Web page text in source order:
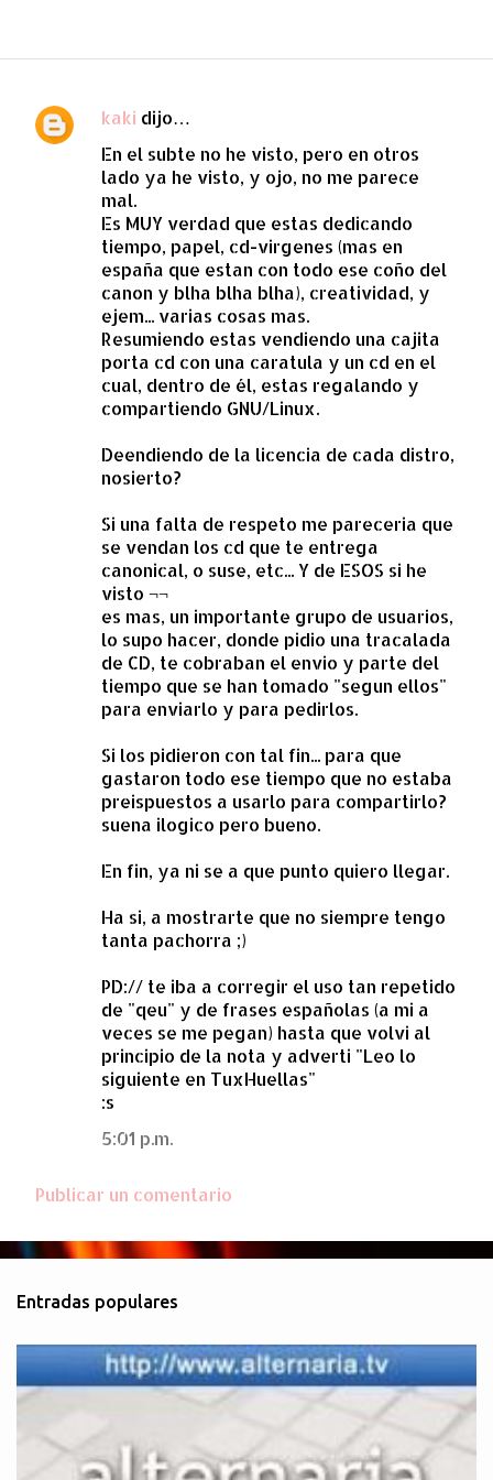
C
kaki dijo…
En el subte no he visto, pero en otros
lado ya he visto, y ojo, no me parece
mal.
Es MUY verdad que estas dedicando
tiempo, papel, cd-virgenes (mas en
españa que estan con todo ese coño del
canon y blha blha blha), creatividad, y
ejem... varias cosas mas.
Resumiendo estas vendiendo una cajita
porta cd con una caratula y un cd en el
cual, dentro de él, estas regalando y
compartiendo GNU/Linux.
Deendiendo de la licencia de cada distro,
nosierto?
Si una falta de respeto me pareceria que
se vendan los cd que te entrega
canonical, o suse, etc... Y de ESOS si he
visto ¬¬
es mas, un importante grupo de usuarios,
lo supo hacer, donde pidio una tracalada
de CD, te cobraban el envio y parte del
tiempo que se han tomado "segun ellos"
para enviarlo y para pedirlos.
Si los pidieron con tal fin... para que
gastaron todo ese tiempo que no estaba
preispuestos a usarlo para compartirlo?
suena ilogico pero bueno.
En fin, ya ni se a que punto quiero llegar.
Ha si, a mostrarte que no siempre tengo
tanta pachorra ;)
PD:// te iba a corregir el uso tan repetido
de "qeu" y de frases españolas (a mi a
veces se me pegan) hasta que volvi al
principio de la nota y adverti "Leo lo
siguiente en TuxHuellas"
:s
5:01 p.m.
Publicar un comentario
Entradas populares